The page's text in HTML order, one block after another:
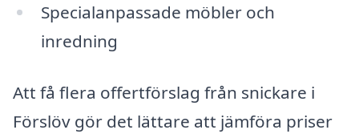
Specialanpassade möbler och
inredning
Att få flera offertförslag från snickare i
Förslöv gör det lättare att jämföra priser